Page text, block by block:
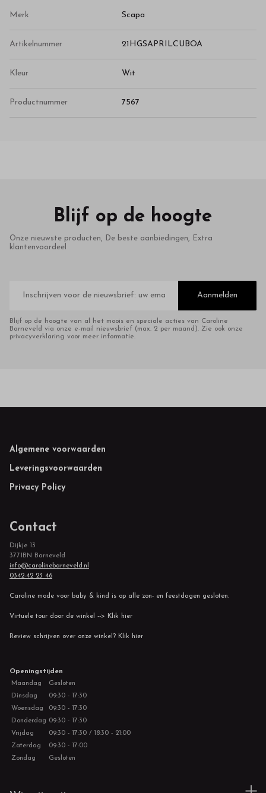
Merk Scapa
Artikelnummer 21HGSAPRILCUBOA
Kleur Wit
Productnummer 7567
Blijf op de hoogte
Onze nieuwste producten, De beste aanbiedingen, Extra
klantenvoordeel
mailadres
Aanmelden
Blijf op de hoogte van al het moois en speciale acties van Caroline
Barneveld via onze e-mail nieuwsbrief (max. 2 per maand). Zie ook onze
privacyverklaring voor meer informatie.
Footer
Algemene voorwaarden
Leveringsvoorwaarden
Privacy Policy
Contact
Dijkje 13
3771BN Barneveld
info@carolinebarneveld.nl
0342-42 23 46
Caroline mode voor baby & kind is op alle zon- en feestdagen gesloten.
Virtuele tour door de winkel --> Klik hier
Review schrijven over onze winkel? Klik hier
Openingstijden
Maandag
Gesloten
Dinsdag
09:30 - 17:30
Woensdag
09:30 - 17:30
Donderdag 09:30 - 17:30
Vrijdag
09:30 - 17:30 / 18:30 - 21:00
Zaterdag
09:30 - 17:00
Zondag
Gesloten